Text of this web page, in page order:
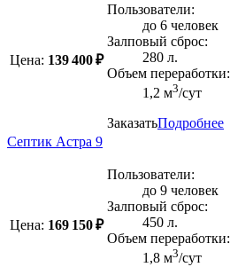
Цена: 139 400 ₽
Пользователи:
до 6 человек
Залповый сброс:
280 л.
Объем переработки:
1,2 м3/сут
ЗаказатьПодробнее
Септик Астра 9
Цена: 169 150 ₽
Пользователи:
до 9 человек
Залповый сброс:
450 л.
Объем переработки:
1,8 м3/сут